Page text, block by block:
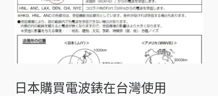
日本購買電波錶在台灣使用